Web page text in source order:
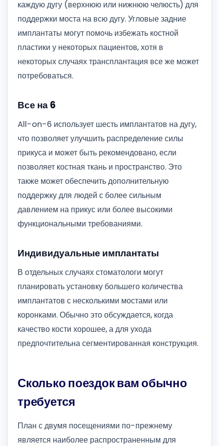
каждую дугу (верхнюю или нижнюю челюсть) для
поддержки моста на всю дугу. Угловые задние
имплантаты могут помочь избежать костной
пластики у некоторых пациентов, хотя в
некоторых случаях трансплантация все же может
потребоваться.
Все на 6
All-on-6 использует шесть имплантатов на дугу,
что позволяет улучшить распределение силы
прикуса и может быть рекомендовано, если
позволяет костная ткань и пространство. Это
также может обеспечить дополнительную
поддержку для людей с более сильным
давлением на прикус или более высокими
функциональными требованиями.
Индивидуальные имплантаты
В отдельных случаях стоматологи могут
планировать установку большего количества
имплантатов с несколькими мостами или
коронками. Обычно это обсуждается, когда
качество кости хорошее, а для ухода
предпочтительна сегментированная конструкция.
Сколько поездок вам обычно
требуется
План с двумя посещениями по-прежнему
является наиболее распространенным для